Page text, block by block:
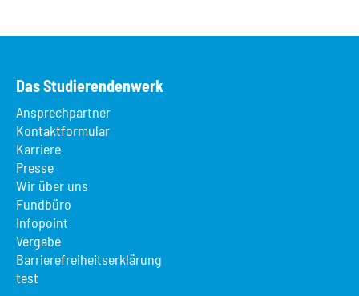
Das Studierendenwerk
Ansprechpartner
Kontaktformular
Karriere
Presse
Wir über uns
Fundbüro
Infopoint
Vergabe
Barrierefreiheitserklärung
test